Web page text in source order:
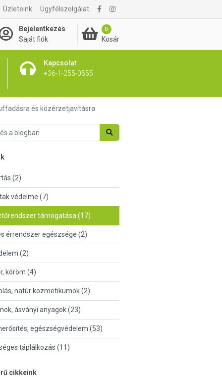
Üzleteink Ügyfélszolgálat
Bejelentkezés
Saját fiók
0
Kosár
Kapcsolat
+36-1-255-0555
és közérzetjavításra
(2)
védelme (7)
támogatása (17)
érrendszer egészsége (2)
(2)
köröm (4)
natúr kozmetikumok (2)
ásványi anyagok (23)
egészségvédelem (53)
táplálkozás (11)
cikkeink